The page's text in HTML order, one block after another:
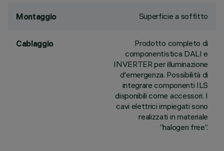
Montaggio Superficie a soffitto
Cablaggio
Prodotto completo di
componentistica DALI e
INVERTER per illuminazione
d'emergenza. Possibilità di
integrare componenti ILS
disponibili come accessori. I
cavi elettrici impiegati sono
realizzati in materiale
”halogen free”.